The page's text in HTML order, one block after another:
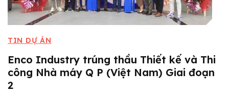
TIN DỰ ÁN
Enco Industry trúng thầu Thiết kế và Thi
công Nhà máy Q P (Việt Nam) Giai đoạn
2